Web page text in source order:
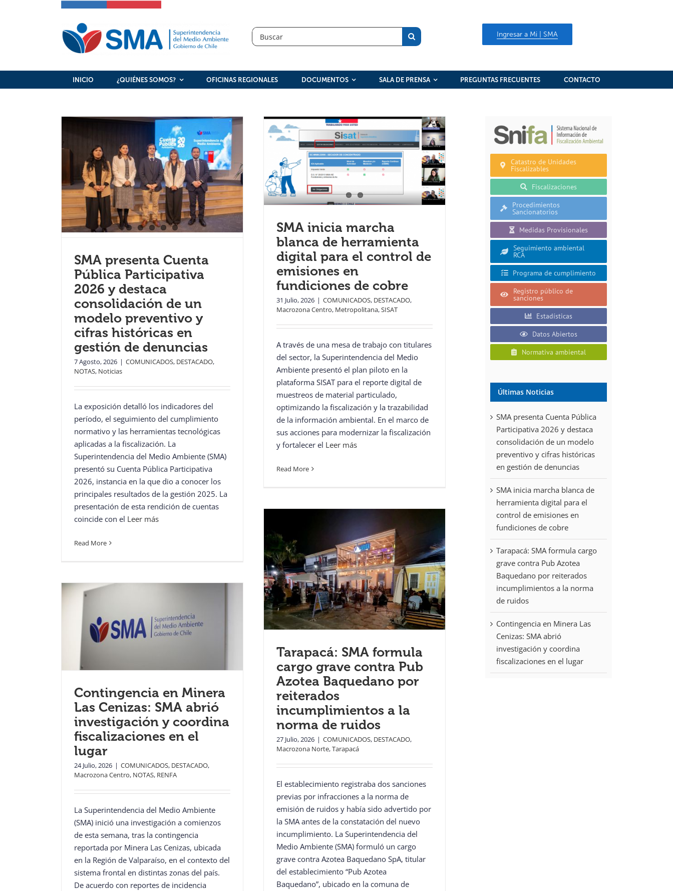
Search
for:
Ingresar a Mi | SMA
INICIO ¿QUIÉNES SOMOS? OFICINAS REGIONALES DOCUMENTOS SALA DE PRENSA PREGUNTAS FRECUENTES CONTACTO
SMA presenta Cuenta
Pública Participativa
2026 y destaca
consolidación de un
modelo preventivo y
cifras históricas en
gestión de denuncias
7 Agosto, 2026 | COMUNICADOS, DESTACADO,
NOTAS, Noticias
La exposición detalló los indicadores del
período, el seguimiento del cumplimiento
normativo y las herramientas tecnológicas
aplicadas a la fiscalización. La
Superintendencia del Medio Ambiente (SMA)
presentó su Cuenta Pública Participativa
2026, instancia en la que dio a conocer los
principales resultados de la gestión 2025. La
presentación de esta rendición de cuentas
coincide con el Leer más
Read More
SMA inicia marcha
blanca de herramienta
digital para el control de
emisiones en
fundiciones de cobre
31 Julio, 2026 | COMUNICADOS, DESTACADO,
Macrozona Centro, Metropolitana,SISAT
A través de una mesa de trabajo con titulares
del sector, la Superintendencia del Medio
Ambiente presentó el plan piloto en la
plataforma SISAT para el reporte digital de
muestreos de material particulado,
optimizando la fiscalización y la trazabilidad
de la información ambiental. En el marco de
sus acciones para modernizar la fiscalización
y fortalecer el Leer más
Read More
Tarapacá: SMA formula
cargo grave contra Pub
Azotea Baquedano por
reiterados
incumplimientos a la
norma de ruidos
27 Julio, 2026 | COMUNICADOS, DESTACADO,
Macrozona Norte,Tarapacá
El establecimiento registraba dos sanciones
previas por infracciones a la norma de
emisión de ruidos y había sido advertido por
la SMA antes de la constatación del nuevo
incumplimiento. La Superintendencia del
Medio Ambiente (SMA) formuló un cargo
grave contra Azotea Baquedano SpA, titular
del establecimiento “Pub Azotea
Baquedano”, ubicado en la comuna de
Contingencia en Minera
Las Cenizas: SMA abrió
investigación y coordina
fiscalizaciones en el
lugar
24 Julio, 2026 | COMUNICADOS, DESTACADO,
Macrozona Centro, NOTAS, RENFA
La Superintendencia del Medio Ambiente
(SMA) inició una investigación a comienzos
de esta semana, tras la contingencia
reportada por Minera Las Cenizas, ubicada
en la Región de Valparaíso, en el contexto del
sistema frontal en distintas zonas del país.
De acuerdo con reportes de incidencia
Catastro de Unidades
Fiscalizables
Fiscalizaciones
Procedimientos
Sancionatorios
Medidas Provisionales
Seguimiento ambiental
RCA
Programa de cumplimiento
Registro público de
sanciones
Estadísticas
Datos Abiertos
Normativa ambiental
Últimas Noticias
SMA presenta Cuenta Pública
Participativa 2026 y destaca
consolidación de un modelo
preventivo y cifras históricas
en gestión de denuncias
SMA inicia marcha blanca de
herramienta digital para el
control de emisiones en
fundiciones de cobre
Tarapacá: SMA formula cargo
grave contra Pub Azotea
Baquedano por reiterados
incumplimientos a la norma
de ruidos
Contingencia en Minera Las
Cenizas: SMA abrió
investigación y coordina
fiscalizaciones en el lugar